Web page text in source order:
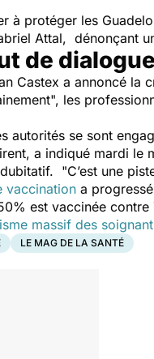
à protéger les
Attal, dénonçant
de
Castex a annoncé la
les
autorités se sont
a indiqué mardi le
"C’est une
vaccination a
est vaccinée
massif des
LE MAG DE LA SANTÉ